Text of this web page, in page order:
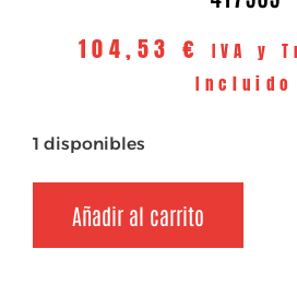
104,53 €
IVA y
Incluido
1 disponibles
Añadir al carrito